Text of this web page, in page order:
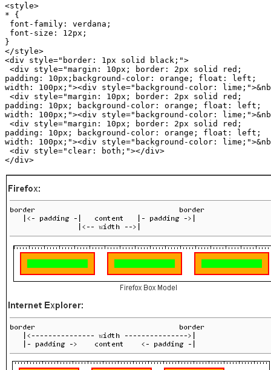
<style>
* {
font-family: verdana;
font-size: 12px;
}
</style>
<div style="border: 1px solid black;">
<div style="margin: 10px; border: 2px solid red;
padding: 10px;background-color: orange; float: left;
width: 100px;"><div style="background-color:
<div style="margin: 10px; border: 2px solid red;
padding: 10px; background-color: orange; float: left;
width: 100px;"><div style="background-color:
<div style="margin: 10px; border: 2px solid red;
padding: 10px; background-color: orange; float: left;
width: 100px;"><div style="background-color:
<div style="clear: both;"></div>
</div>